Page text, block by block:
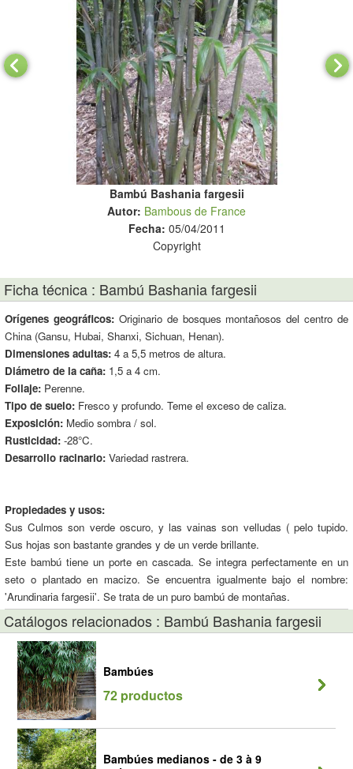
Bambú Bashania fargesii
Autor: Bambous de France
Fecha: 05/04/2011
Copyright
Ficha técnica : Bambú Bashania fargesii
Orígenes geográficos:Originario de bosques montañosos del centro de
China (Gansu, Hubai, Shanxi, Sichuan, Henan).
Dimensiones adultas: 4 a 5,5 metros de altura.
Diámetro de la caña: 1,5 a 4 cm.
Follaje: Perenne.
Tipo de suelo: Fresco y profundo. Teme el exceso de caliza.
Exposición: Medio sombra / sol.
Rusticidad: -28°C.
Desarrollo racinario: Variedad rastrera.
Propiedades y usos:
Sus Culmos son verde oscuro, y las vainas son velludas ( pelo tupido.
Sus hojas son bastante grandes y de un verde brillante.
Este bambú tiene un porte en cascada. Se integra perfectamente en un
seto o plantado en macizo. Se encuentra igualmente bajo el nombre:
'Arundinaria fargesii'. Se trata de un puro bambú de montañas.
Catálogos relacionados : Bambú Bashania fargesii
Bambúes
72 productos
Bambúes medianos - de 3 à 9